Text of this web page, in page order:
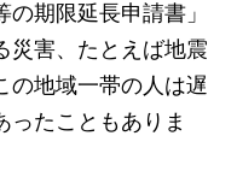
期限延長申請書」
災害、たとえば地震
の地域一帯の人は遅
ったこともありま